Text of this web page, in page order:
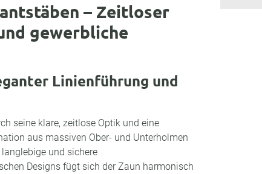
– Zeitloser
gewerbliche
Linienführung und
seine klare, zeitlose Optik und eine
aus massiven Ober- und Unterholmen
und sichere
Designs fügt sich der Zaun harmonisch